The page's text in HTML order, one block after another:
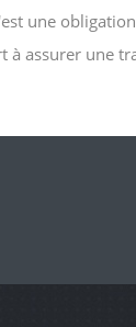
une
à assurer une